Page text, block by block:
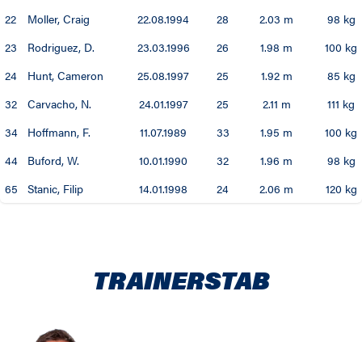
22
Moller, Craig 22.08.1994 28 2.03 m
98 kg
23
Rodriguez, D. 23.03.1996 26 1.98 m
100 kg
24
Hunt, Cameron 25.08.1997 25 1.92 m
85 kg
32
Carvacho, N. 24.01.1997 25 2.11 m
111 kg
34
Hoffmann, F. 11.07.1989 33 1.95 m
100 kg
44
Buford, W. 10.01.1990 32 1.96 m
98 kg
65
Stanic, Filip 14.01.1998 24 2.06 m 120 kg
TRAINERSTAB